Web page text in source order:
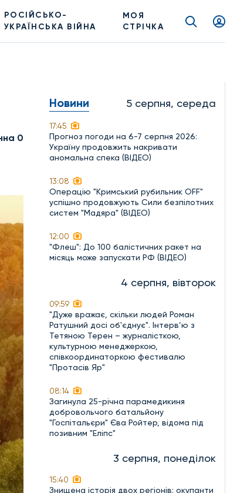
РОСІЙСЬКО-
УКРАЇНСЬКА ВІЙНА
МОЯ
СТРІЧКА
0
Новини 5 серпня, середа
17:45
Прогноз погоди на 6-7 серпня 2026:
Україну продовжить накривати
аномальна спека (ВІДЕО)
13:08
Операцію "Кримський рубильник OFF"
успішно продовжують Сили безпілотних
систем "Мадяра" (ВІДЕО)
12:00
"Флеш": До 100 балістичних ракет на
місяць може запускати РФ (ВІДЕО)
4 серпня, вівторок
09:59
"Дуже вражає, скільки людей Роман
Ратушний досі об'єднує". Інтерв’ю з
Тетяною Терен – журналісткою,
культурною менеджеркою,
співкоординаторкою фестивалю
"Протасів Яр"
08:14
Загинула 25-річна парамедикиня
добровольчого батальйону
"Госпітальєри" Єва Ройтер, відома під
позивним "Еліпс"
3 серпня, понеділок
15:40
Знищена історія двох регіонів: окупанти